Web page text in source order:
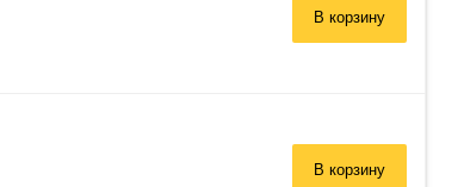
В корзину
В корзину